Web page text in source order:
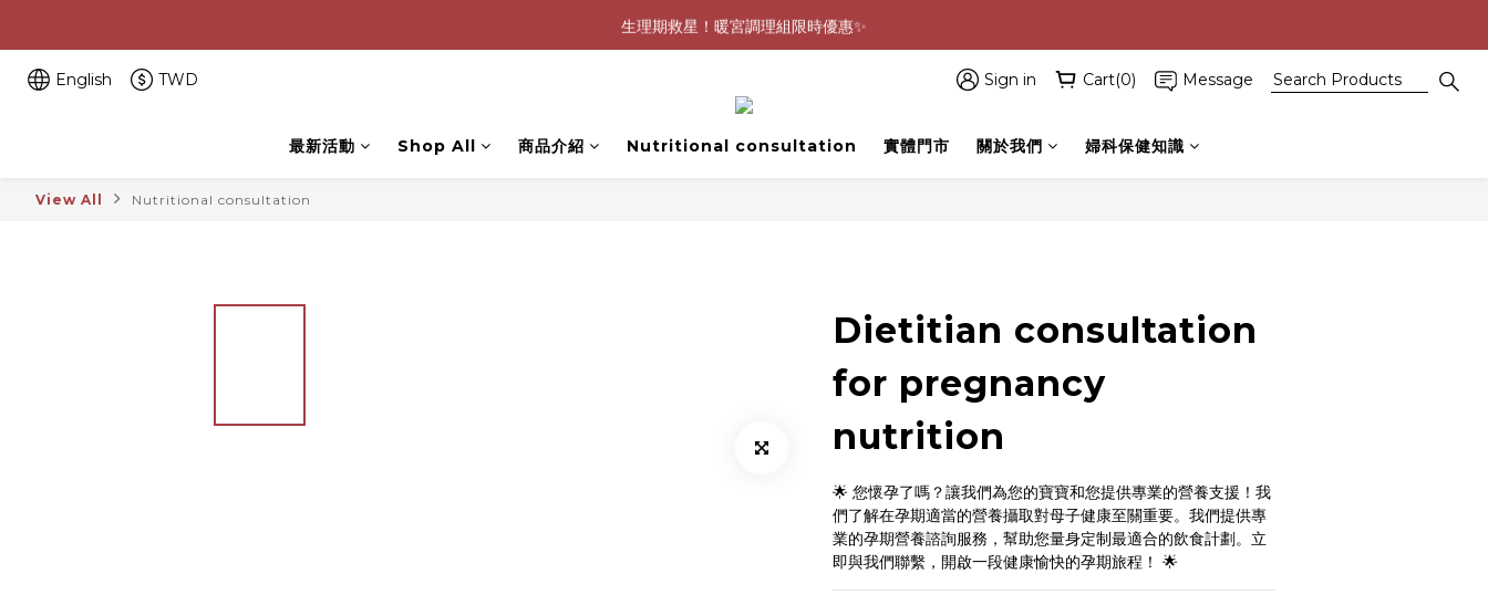
0805-0808指定商品滿$2000結帳88折💖
生理期救星！暖宮調理組限時優惠✨
English TWD Sign in Cart(0) Message
最新活動 Shop All 商品介紹 Nutritional consultation 實體門市 關於我們 婦科保健知識
View All Nutritional consultation
Dietitian consultation
for pregnancy
nutrition
🌟 您懷孕了嗎？讓我們為您的寶寶和您提供專業的營養支援！我
們了解在孕期適當的營養攝取對母子健康至關重要。我們提供專
業的孕期營養諮詢服務，幫助您量身定制最適合的飲食計劃。立
即與我們聯繫，開啟一段健康愉快的孕期旅程！ 🌟